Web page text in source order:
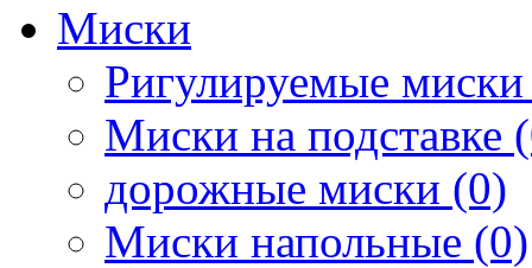
Миски
Ригулируемые
Миски на подставке
дорожные миски (0)
Миски напольные (0)